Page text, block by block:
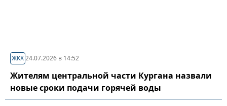
ЖКХ24.07.2026 в 14:52
Жителям центральной части Кургана назвали
новые сроки подачи горячей воды